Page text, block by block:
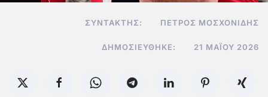
ΣΥΝΤΆΚΤΗΣ: ΠΈΤΡΟΣ ΜΟΣΧΟΝΊΔΗΣ
ΔΗΜΟΣΙΕΎΘΗΚΕ: 21 ΜΑΪ́ΟΥ 2026